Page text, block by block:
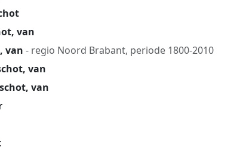
van
van - regio Noord Brabant, periode 1800-2010
van
van